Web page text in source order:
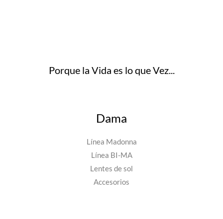
Porque la Vida es lo que Vez...
Dama
Línea Madonna
Línea BI-MA
Lentes de sol
Accesorios